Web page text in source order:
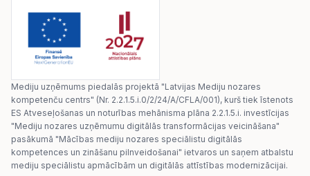
Mediju uzņēmums piedalās projektā "Latvijas Mediju nozares
kompetenču centrs" (Nr. 2.2.1.5.i.0/2/24/A/CFLA/001), kurš tiek īstenots
ES Atveseļošanas un noturības mehānisma plāna 2.2.1.5.i. investīcijas
"Mediju nozares uzņēmumu digitālās transformācijas veicināšana"
pasākumā "Mācības mediju nozares speciālistu digitālās
kompetences un zināšanu pilnveidošanai" ietvaros un saņem atbalstu
mediju speciālistu apmācībām un digitālās attīstības modernizācijai.